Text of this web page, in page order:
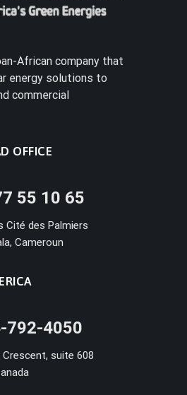
African company that
energy solutions to
commercial
OFFICE
55 10 65
Cité des Palmiers
Cameroun
792-4050
suite 608